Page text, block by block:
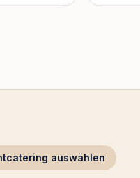
auswählen